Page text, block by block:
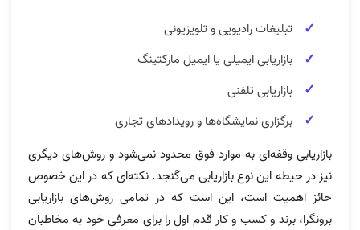
تبلیغات رادیویی و تلویزیونی
بازاریابی ایمیلی یا ایمیل مارکتینگ
بازاریابی تلفنی
برگزاری نمایشگاه‌ها و رویدادهای تجاری
بازاریابی وقفه‌ای به موارد فوق محدود نمی‌شود و روش‌های دیگری
نیز در حیطه این نوع بازاریابی می‌گنجد. نکته‌ای که در این خصوص
حائز اهمیت است، این است که در تمامی روش‌های بازاریابی
برونگرا، برند و کسب و کار قدم اول را برای معرفی خود به مخاطبان